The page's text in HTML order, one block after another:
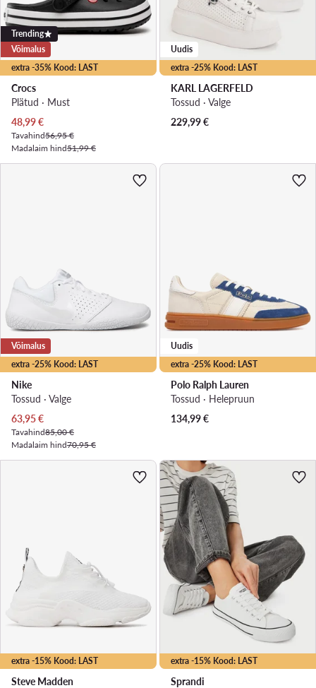
extra -35% Kood: LAST
Trending
Võimalus
Crocs
Plätud · Must
Praegune hind
48,99€
Tavahind56,95 €
Madalaim hind51,99 €
extra -25% Kood: LAST
Uudis
KARL LAGERFELD
Tossud · Valge
229,99€
extra -25% Kood: LAST
Võimalus
Nike
Tossud · Valge
Praegune hind
63,95€
Tavahind85,00 €
Madalaim hind70,95 €
extra -25% Kood: LAST
Uudis
Polo Ralph Lauren
Tossud · Helepruun
134,99€
extra -15% Kood: LAST
Steve Madden
extra -15% Kood: LAST
Sprandi